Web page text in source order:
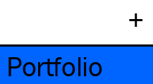
+
Portfolio